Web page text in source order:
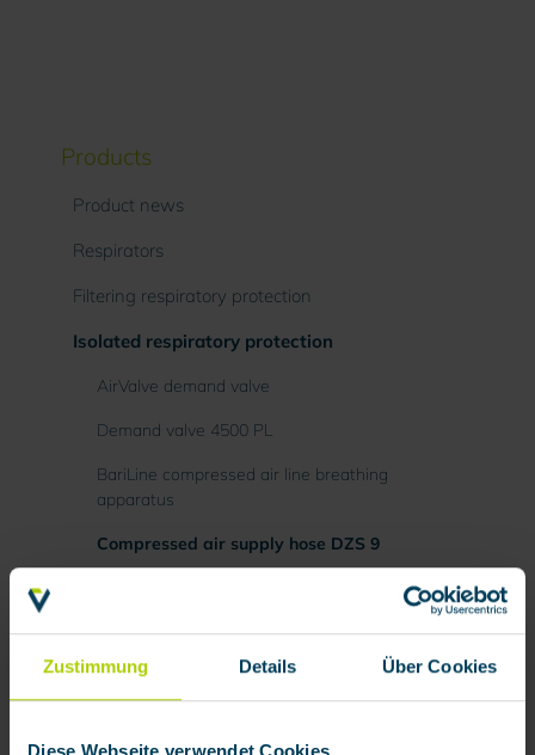
Zustimmung Details Über Cookies
Products
Product news
Respirators
Filtering respiratory protection
Isolated respiratory protection
AirValve demand valve
Demand valve 4500 PL
BariLine compressed air line breathing
apparatus
Compressed air supply hose DZS 9
Self-contained breathing apparatus RN
Breathing air supply systems